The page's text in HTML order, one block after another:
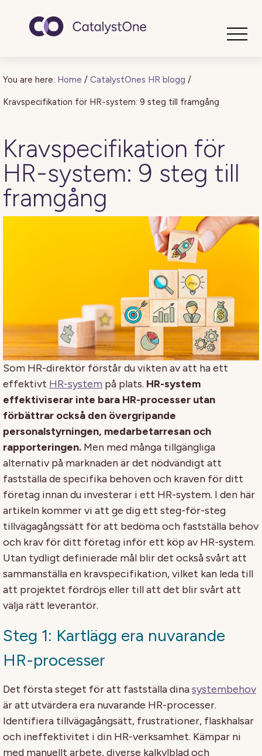
You are here: Home / CatalystOnes HR blogg /
Kravspecifikation för HR-system: 9 steg till framgång
Kravspecifikation för
HR-system: 9 steg till
framgång
Som HR-direktör förstår du vikten av att ha ett
effektivt HR-system på plats. HR-system
effektiviserar inte bara HR-processer utan
förbättrar också den övergripande
personalstyrningen, medarbetarresan och
rapporteringen. Men med många tillgängliga
alternativ på marknaden är det nödvändigt att
fastställa de specifika behoven och kraven för ditt
företag innan du investerar i ett HR-system. I den här
artikeln kommer vi att ge dig ett steg-för-steg
tillvägagångssätt för att bedöma och fastställa behov
och krav för ditt företag inför ett köp av HR-system.
Utan tydligt definierade mål blir det också svårt att
sammanställa en kravspecifikation, vilket kan leda till
att projektet fördröjs eller till att det blir svårt att
välja rätt leverantör.
Steg 1: Kartlägg era nuvarande
HR-processer
Det första steget för att fastställa dinasystembehov
är att utvärdera era nuvarande HR-processer.
Identifiera tillvägagångsätt, frustrationer, flaskhalsar
och ineffektivitet i din HR-verksamhet. Kämpar ni
med manuellt arbete, diverse kalkylblad och